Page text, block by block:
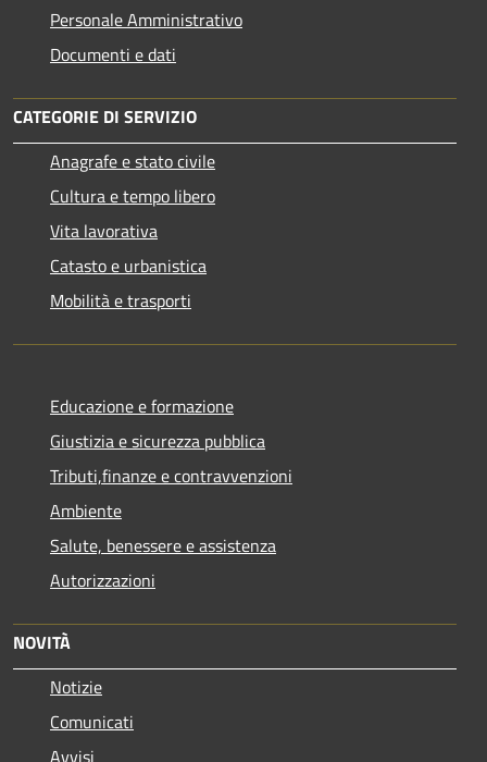
Personale Amministrativo
Documenti e dati
CATEGORIE DI SERVIZIO
Anagrafe e stato civile
Cultura e tempo libero
Vita lavorativa
Catasto e urbanistica
Mobilità e trasporti
Educazione e formazione
Giustizia e sicurezza pubblica
Tributi,finanze e contravvenzioni
Ambiente
Salute, benessere e assistenza
Autorizzazioni
NOVITÀ
Notizie
Comunicati